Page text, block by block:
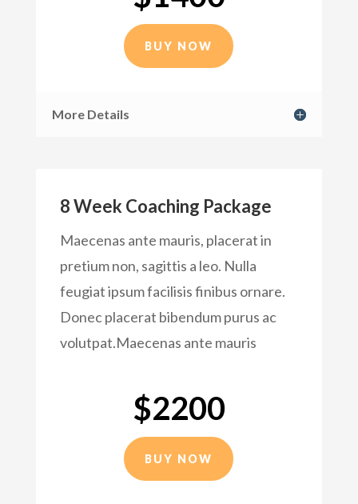
BUY NOW
More Details
8 Week Coaching Package
Maecenas ante mauris, placerat in
pretium non, sagittis a leo. Nulla
feugiat ipsum facilisis finibus ornare.
Donec placerat bibendum purus ac
volutpat.Maecenas ante mauris
$2200
BUY NOW